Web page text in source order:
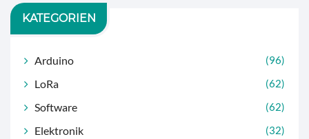
KATEGORIEN
Arduino (96)
LoRa (62)
Software (62)
Elektronik (32)